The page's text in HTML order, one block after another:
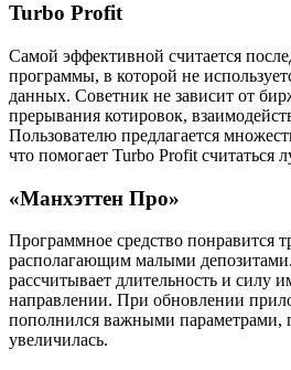
Turbo Profit
Самой эффективной считается
программы, в которой не
данных. Советник не зависит от
прерывания котировок,
Пользователю предлагается
что помогает Turbo Profit считаться
«Манхэттен Про»
Программное средство понравится
располагающим малыми
рассчитывает длительность и силу
направлении. При обновлении
пополнился важными параметрами,
увеличилась.